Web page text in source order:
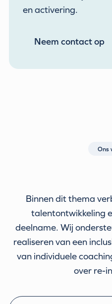
en activering.
Neem contact op
Ons
Binnen dit thema
talentontwikkeling
deelname. Wij
realiseren van een
van individuele
over re-